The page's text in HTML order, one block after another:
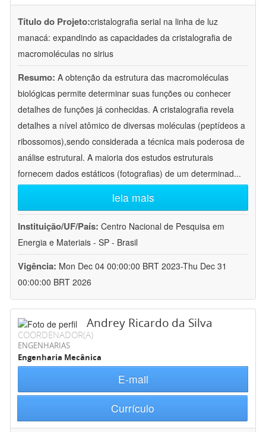
Título do Projeto:cristalografia serial na linha de luz
manacá: expandindo as capacidades da cristalografia de
macromoléculas no sirius
Resumo: A obtenção da estrutura das macromoléculas
biológicas permite determinar suas funções ou conhecer
detalhes de funções já conhecidas. A cristalografia revela
detalhes a nível atômico de diversas moléculas (peptídeos a
ribossomos),sendo considerada a técnica mais poderosa de
análise estrutural. A maioria dos estudos estruturais
fornecem dados estáticos (fotografias) de um determinad...
leia mais
Instituição/UF/País: Centro Nacional de Pesquisa em
Energia e Materiais - SP - Brasil
Vigência: Mon Dec 04 00:00:00 BRT 2023-Thu Dec 31
00:00:00 BRT 2026
Andrey Ricardo da Silva
COORDENADOR(A)
ENGENHARIAS
Engenharia Mecânica
E-mail
Currículo